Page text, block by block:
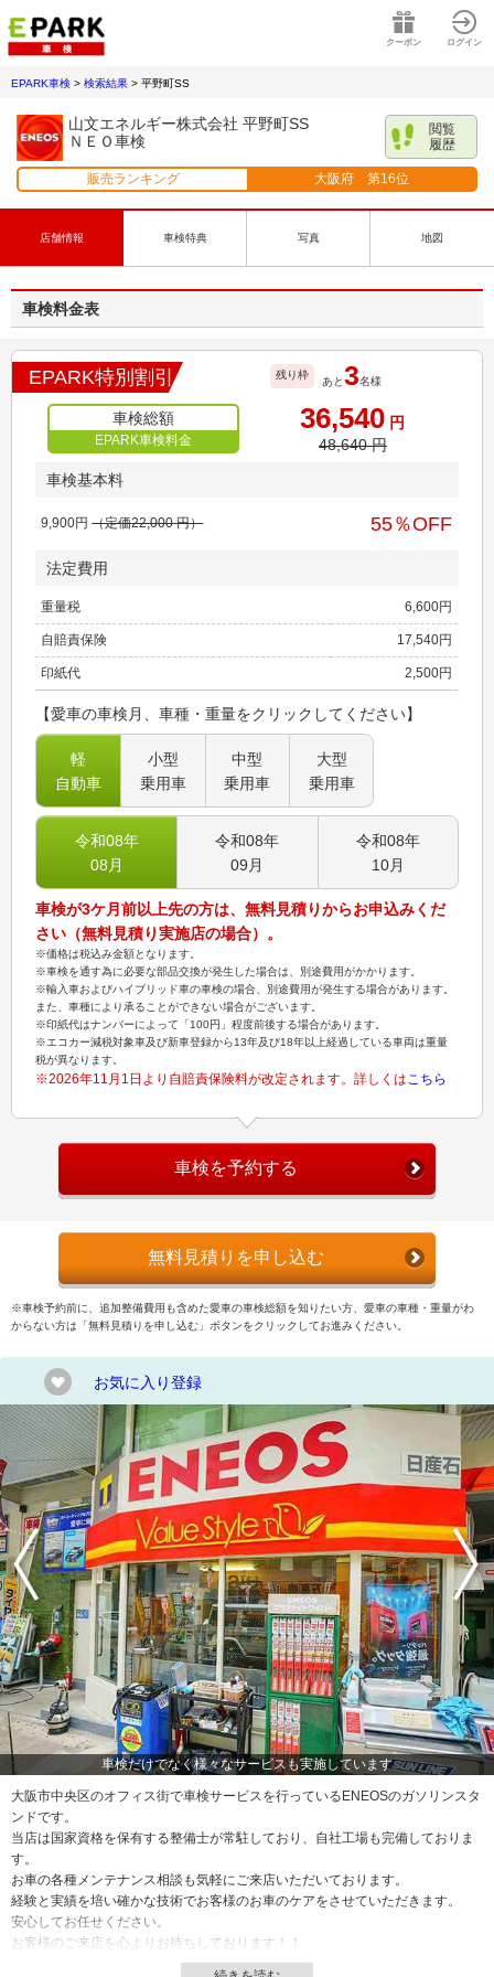
クーポン ログイン
EPARK車検 > 検索結果 > 平野町SS
山文エネルギー株式会社 平野町SS
ＮＥＯ車検
閲覧
履歴
販売ランキング 大阪府第16位
店舗情報 車検特典 写真 地図
車検料金表
EPARK特別割引 残り枠
あと3名様
車検総額
EPARK車検料金
36,540 円
48,640円
車検基本料
9,900円 （定価22,000円） 55％OFF
法定費用
重量税 6,600円
自賠責保険 17,540円
印紙代 2,500円
【愛車の車検月、車種・重量をクリックしてください】
軽
自動車
小型
乗用車
中型
乗用車
大型
乗用車
令和08年
08 月
令和08年
09 月
令和08年
10月
車検が3ケ月前以上先の方は、無料見積りからお申込みくだ
さい（無料見積り実施店の場合）。
※価格は税込み金額となります。
※車検を通す為に必要な部品交換が発生した場合は、別途費用がかかります。
※輸入車およびハイブリッド車の車検の場合、別途費用が発生する場合があります。
また、車種により承ることができない場合がございます。
※印紙代はナンバーによって「100円」程度前後する場合があります。
※エコカー減税対象車及び新車登録から13年及び18年以上経過している車両は重量
税が異なります。
※2026年11月1日より自賠責保険料が改定されます。詳しくは こちら
車検を予約する
無料見積りを申し込む
※車検予約前に、追加整備費用も含めた愛車の車検総額を知りたい方、愛車の車種・重量がわ
からない方は「無料見積りを申し込む」ボタンをクリックしてお進みください。
お気に入り登録
車検だけでなく様々なサービスも実施しています
大阪市中央区のオフィス街で車検サービスを行っているENEOSのガソリンスタ
ンドです。
当店は国家資格を保有する整備士が常駐しており、自社工場も完備しておりま
す。
お車の各種メンテナンス相談も気軽にご来店いただいております。
経験と実績を培い確かな技術でお客様のお車のケアをさせていただきます。
安心してお任せください。
お客様のご来店を心よりお待ちしております！！